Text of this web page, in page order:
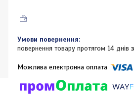
повернення товару протягом 14 днів